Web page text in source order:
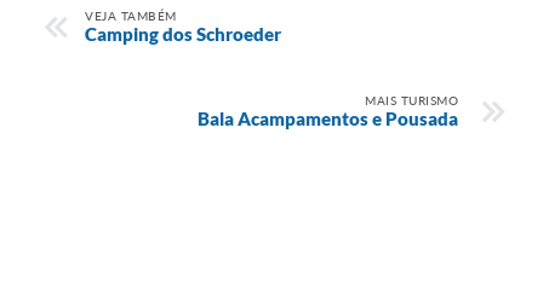
VEJA TAMBÉM
Camping dos Schroeder
MAIS TURISMO
Bala Acampamentos e Pousada